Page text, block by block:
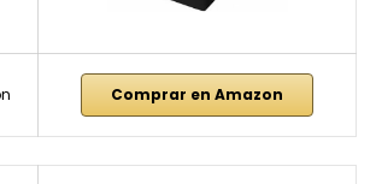
Comprar en Amazon